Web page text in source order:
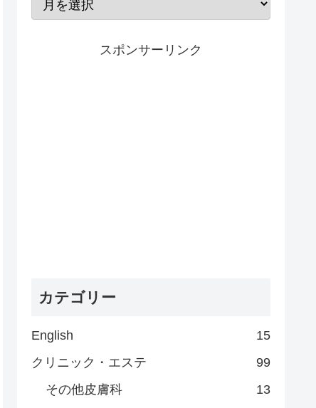
スポンサーリンク
カテゴリー
English
15
クリニック・エステ
99
その他皮膚科
13